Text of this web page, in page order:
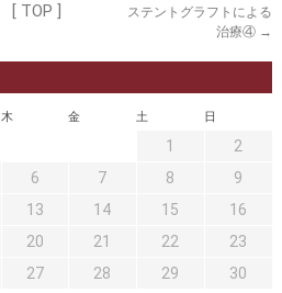
治療目的と治療対象
[ TOP ]
ステントグラフトによる
治療④ →
木 金 土 日
1
2
6 7 8
9
13 14 15
16
20 21 22
23
27 28 29
30